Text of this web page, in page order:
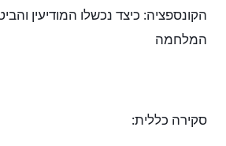
הקונספציה: כיצד נכשלו המודיעין
המלחמה
סקירה כללית: